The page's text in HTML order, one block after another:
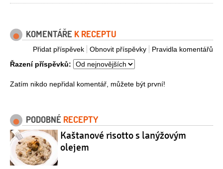
KOMENTÁŘE K RECEPTU
Pravidla komentářů
Obnovit příspěvky
Přidat příspěvek
Řazení příspěvků:
Zatím nikdo nepřidal komentář, můžete být první!
PODOBNÉ RECEPTY
Kaštanové risotto s lanýžovým
olejem